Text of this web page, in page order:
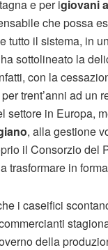
e per igiovani
che possa
tutto il sistema, in
sottolineato la
con la
trent’anni ad
settore in Europa,
, alla gestione
il Consorzio del
trasformare in
i caseifici
della